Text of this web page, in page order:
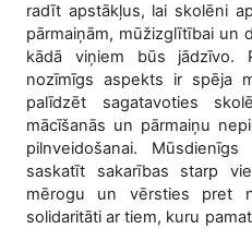
radīt apstākļus, lai skolēni
pārmaiņām, mūžizglītībai un
kādā viņiem būs jādzīvo.
nozīmīgs aspekts ir spēja
palīdzēt sagatavoties
mācīšanās un pārmaiņu
pilnveidošanai.
saskatīt sakarības starp
mērogu un vērsties pret
solidaritāti ar tiem, kuru